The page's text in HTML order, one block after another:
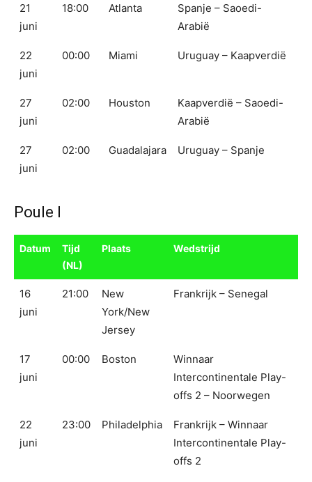
21
juni
18:00 Atlanta
Spanje – Saoedi-
Arabië
22
juni
00:00 Miami Uruguay – Kaapverdië
27
juni
02:00 Houston
Kaapverdië – Saoedi-
Arabië
27
juni
02:00 Guadalajara Uruguay – Spanje
Poule I
Datum
Tijd
(NL)
Plaats Wedstrijd
16
juni
21:00
New
York/New
Jersey
Frankrijk – Senegal
17
juni
00:00 Boston
Winnaar
Intercontinentale Play-
offs 2 – Noorwegen
22
juni
23:00 Philadelphia
Frankrijk – Winnaar
Intercontinentale Play-
offs 2